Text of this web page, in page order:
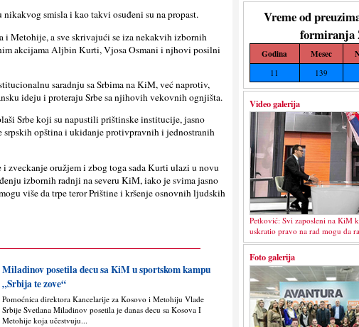
Vreme od
formiranja
Godina Mesec
11 139
Video galerija
Petković: Svi zaposleni na KiM
uskratio pravo na rad mogu da
Foto galerija
nikakvog smisla i kao takvi osuđeni su na propast.
i Metohije, a sve skrivajući se iza nekakvih izbornih
akcijama Alјbin Kurti, Vjosa Osmani i njhovi posilni
saradnju sa Srbima na KiM, već naprotiv,
ideju i proteraju Srbe sa njihovih vekovnih ognjišta.
Srbe koji su napustili prištinske institucije, jasno
opština i ukidanje protivpravnih i jednostranih
zveckanje oružjem i zbog toga sada Kurti ulazi u novu
izbornih radnji na severu KiM, iako je svima jasno
više da trpe teror Prištine i kršenje osnovnih lјudskih
Miladinov posetila decu sa KiM u sportskom kampu
„Srbija te zove“
Pomoćnica direktora Kancelarije za Kosovo i Metohiju Vlade
Srbije Svetlana Miladinov posetila je danas decu sa Kosova I
Metohije koja učestvuju...